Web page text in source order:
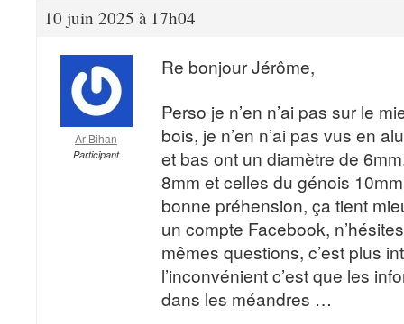
10 juin 2025 à 17h04
Ar-Bihan
Participant
Re bonjour Jérôme,
Perso je n’en n’ai pas sur le
bois, je n’en n’ai pas vus en
et bas ont un diamètre de
8mm et celles du génois
bonne préhension, ça tient
un compte Facebook,
mêmes questions, c’est plus
l’inconvénient c’est que les
dans les méandres …